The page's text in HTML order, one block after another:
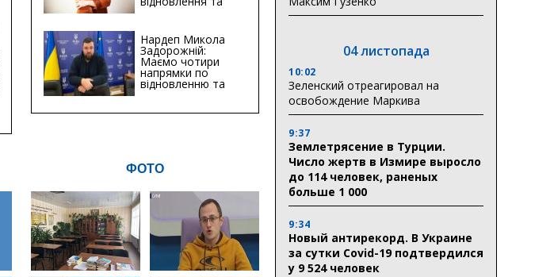
інфраструктури у
Хіба...
Нардеп Микола
Задорожній:
Маємо чотири
напрямки по
відновленню та
будівництву
інфраструктури
ФОТО
04 листопада
10:02
Зеленский отреагировал на
освобождение Маркива
9:37
Землетрясение в Турции.
Число жертв в Измире выросло
до 114 человек, раненых
больше 1 000
9:34
Новый антирекорд. В Украине
за сутки Covid-19 подтвердился
у 9 524 человек